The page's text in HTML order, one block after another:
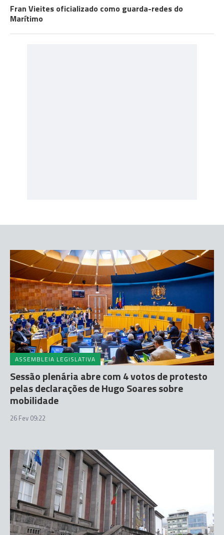
Fran Vieites oficializado como guarda-redes do
Marítimo
ASSEMBLEIA LEGISLATIVA
Sessão plenária abre com 4 votos de protesto
pelas declarações de Hugo Soares sobre
mobilidade
26 Fev 09:22